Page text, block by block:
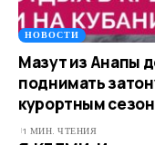
НОВОСТИ
Мазут из Анапы
поднимать
курортным
1 МИН. ЧТЕНИЯ